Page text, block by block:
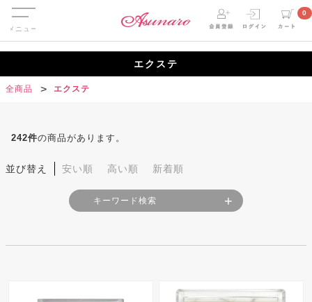
0
Menu
エクステ
全商品 エクステ
242件の商品があります。
並び替え 安い順 高い順 新着順
キーワード検索